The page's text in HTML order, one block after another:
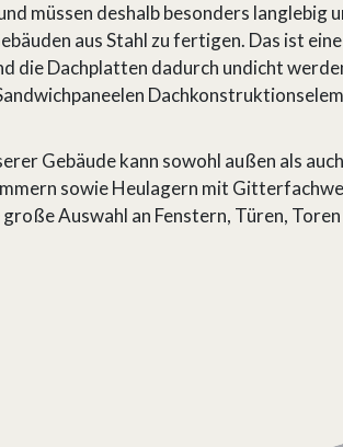
müssen deshalb besonders langlebig
aus Stahl zu fertigen. Das ist
die Dachplatten dadurch undicht
Gebäude kann sowohl außen als
sowie Heulagern mit
Auswahl an Fenstern, Türen, Toren